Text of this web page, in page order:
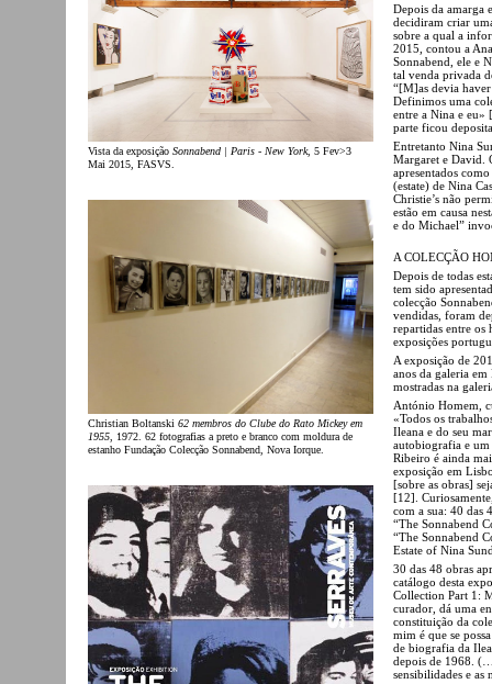
Vista da exposição Sonnabend | Paris - New York, 5 Fev>3
Mai 2015, FASVS.
Christian Boltanski 62 membros do Clube do Rato Mickey em
1955, 1972. 62 fotografias a preto e branco com moldura de
estanho Fundação Colecção Sonnabend, Nova Iorque.
Depois da amarga
decidiram criar
sobre a qual a
2015, contou a
Sonnabend, ele e
tal venda privada
“[M]as devia
Definimos uma
entre a Nina e eu»
parte ficou
Entretanto Nina
Margaret e David.
apresentados
(estate) de Nina
Christie’s não
estão em causa
e do Michael”
A COLECÇÃO
Depois de todas
tem sido
colecção
vendidas, foram
repartidas entre os
exposições
A exposição de
anos da galeria em
mostradas na
António Homem,
«Todos os
Ileana e do seu
autobiografia e
Ribeiro é ainda
exposição em
[sobre as obras]
[12].
com a sua: 40 das
“The Sonnabend
“The Sonnabend
Estate of Nina
30 das 48 obras
catálogo desta
Collection Part 1:
curador, dá uma
constituição da
mim é que se
de biografia da
depois de 1968.
sensibilidades e as